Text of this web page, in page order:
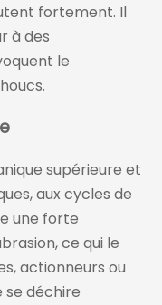
fortement. Il
à des
le
supérieure et
aux cycles de
une forte
ce qui le
actionneurs ou
se déchire